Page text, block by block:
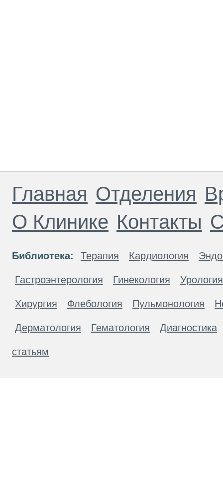
Главная Отделения
О Клинике Контакты
Библиотека: Терапия Кардиология
Гастроэнтерология Гинекология Урология
Хирургия Флебология Пульмонология
Дерматология Гематология Диагностика
статьям